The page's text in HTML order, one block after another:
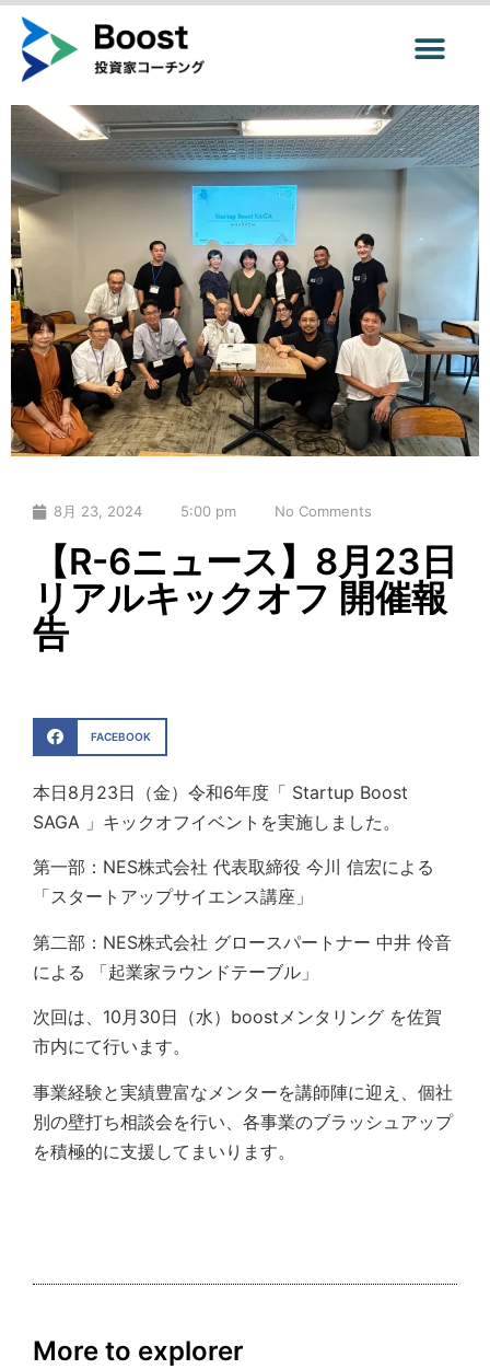
8月 23, 2024 5:00 pm No Comments
【R-6ニュース】8月23日
リアルキックオフ 開催報
告
FACEBOOK
本日8月23日（金）令和6年度「 Startup Boost
SAGA 」キックオフイベントを実施しました。
第一部：NES株式会社 代表取締役 今川 信宏による
「スタートアップサイエンス講座」
第二部：NES株式会社 グロースパートナー 中井 伶音
による 「起業家ラウンドテーブル」
次回は、10月30日（水）boostメンタリング を佐賀
市内にて行います。
事業経験と実績豊富なメンターを講師陣に迎え、個社
別の壁打ち相談会を行い、各事業のブラッシュアップ
を積極的に支援してまいります。
More to explorer